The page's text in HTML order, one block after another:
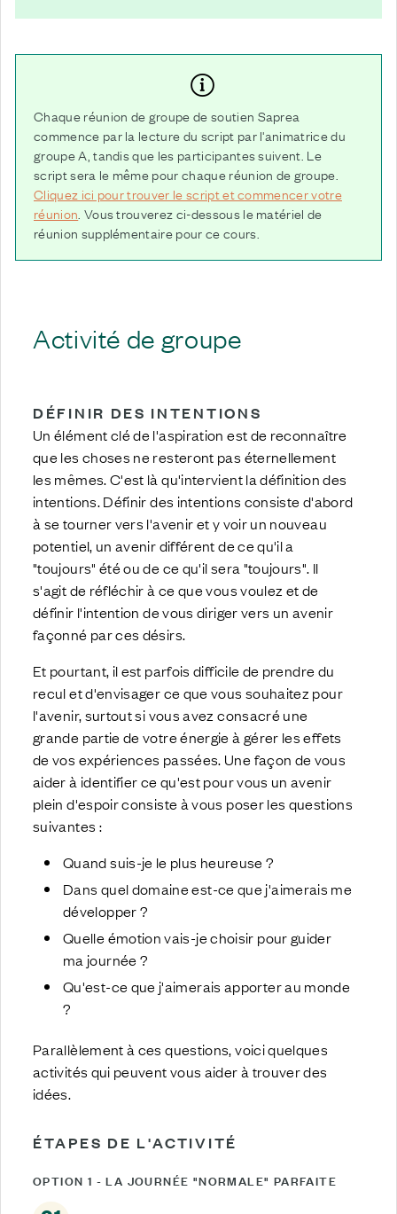
Chaque réunion de groupe de soutien Saprea
commence par la lecture du script par l'animatrice du
groupe A, tandis que les participantes suivent. Le
script sera le même pour chaque réunion de groupe.
Cliquez ici pour trouver le script et commencer votre
réunion . Vous trouverez ci-dessous le matériel de
réunion supplémentaire pour ce cours.
Activité de groupe
DÉFINIR DES INTENTIONS
Un élément clé de l'aspiration est de reconnaître
que les choses ne resteront pas éternellement
les mêmes. C'est là qu'intervient la définition des
intentions. Définir des intentions consiste d'abord
à se tourner vers l'avenir et y voir un nouveau
potentiel, un avenir différent de ce qu'il a
"toujours" été ou de ce qu'il sera "toujours". Il
s'agit de réfléchir à ce que vous voulez et de
définir l'intention de vous diriger vers un avenir
façonné par ces désirs.
Et pourtant, il est parfois difficile de prendre du
recul et d'envisager ce que vous souhaitez pour
l'avenir, surtout si vous avez consacré une
grande partie de votre énergie à gérer les effets
de vos expériences passées. Une façon de vous
aider à identifier ce qu'est pour vous un avenir
plein d'espoir consiste à vous poser les questions
suivantes :
Quand suis-je le plus heureuse ?
Dans quel domaine est-ce que j'aimerais me
développer ?
Quelle émotion vais-je choisir pour guider
ma journée ?
Qu'est-ce que j'aimerais apporter au monde
?
Parallèlement à ces questions, voici quelques
activités qui peuvent vous aider à trouver des
idées.
ÉTAPES DE L'ACTIVITÉ
OPTION 1 - LA JOURNÉE "NORMALE" PARFAITE